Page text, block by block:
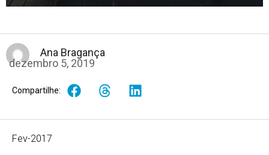
Ana Bragança
dezembro 5, 2019
Compartilhe:
Fev-2017